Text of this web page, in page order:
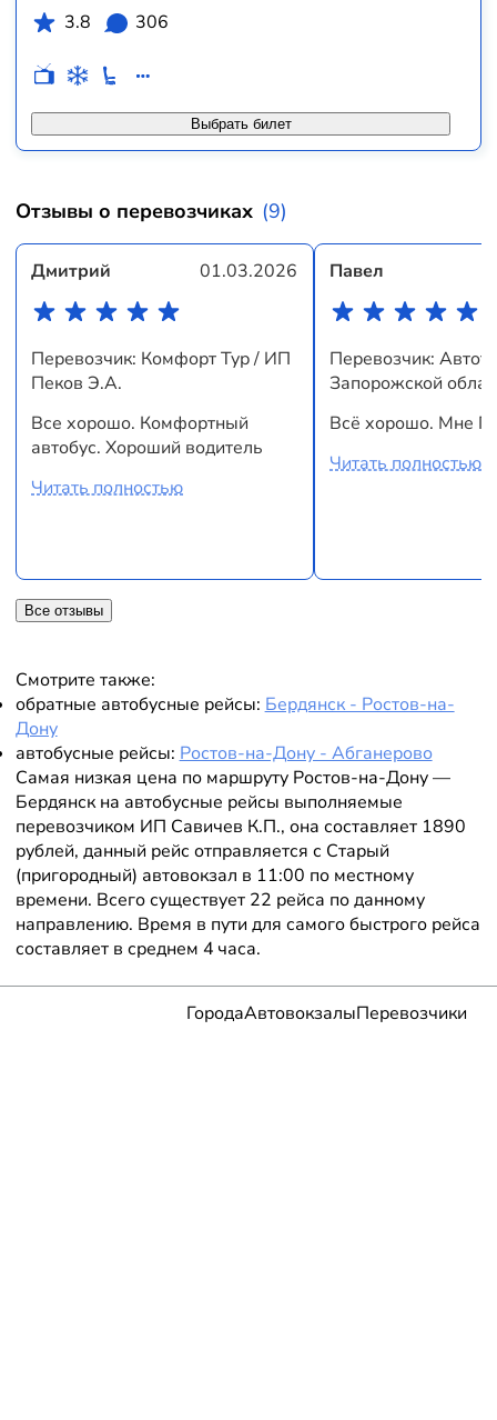
Выбрать билет
3.8
306
Отзывы о перевозчиках (9)
Дмитрий 01.03.2026
Перевозчик: Комфорт Тур / ИП
Пеков Э.А.
Все хорошо. Комфортный
автобус. Хороший водитель
Читать полностью
Павел
Перевозчик:
Запорожской
Всё хорошо. Мне
Читать полностью
Все отзывы
Смотрите также:
обратные автобусные рейсы: Бердянск - Ростов-на-
Дону
автобусные рейсы: Ростов-на-Дону - Абганерово
Самая низкая цена по маршруту Ростов-на-Дону —
Бердянск на автобусные рейсы выполняемые
перевозчиком ИП Савичев К.П., она составляет 1890
рублей, данный рейс отправляется с Старый
(пригородный) автовокзал в 11:00 по местному
времени. Всего существует 22 рейса по данному
направлению. Время в пути для самого быстрого рейса
составляет в среднем 4 часа.
ГородаАвтовокзалыПеревозчики